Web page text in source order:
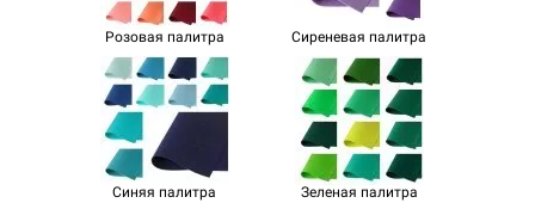
Розовая палитра Сиреневая палитра
Синяя палитра Зеленая палитра